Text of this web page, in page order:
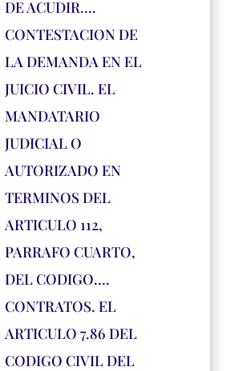
DE ACUDIR….
CONTESTACION DE
LA DEMANDA EN EL
JUICIO CIVIL. EL
MANDATARIO
JUDICIAL O
AUTORIZADO EN
TERMINOS DEL
ARTICULO 112,
PARRAFO CUARTO,
DEL CODIGO….
CONTRATOS. EL
ARTICULO 7.86 DEL
CODIGO CIVIL DEL